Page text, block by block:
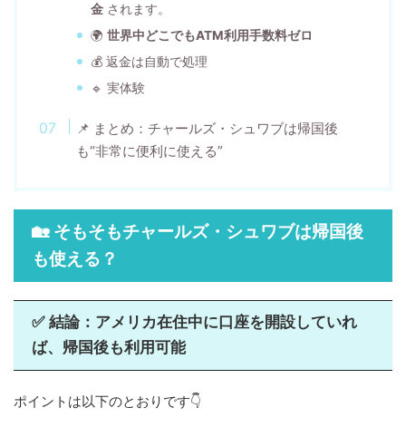
金 されます。
🌍世界中どこでもATM利用手数料ゼロ
💰 返金は自動で処理
🔹 実体験
📌 まとめ：チャールズ・シュワブは帰国後
も“非常に便利に使える”
🏡 そもそもチャールズ・シュワブは帰国後
も使える？
✅ 結論：アメリカ在住中に口座を開設していれ
ば、帰国後も利用可能
ポイントは以下のとおりです👇